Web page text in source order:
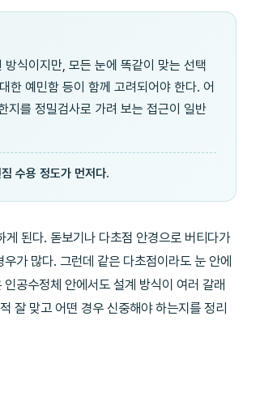
식이지만, 모든 눈에 똑같이 맞는 선택
한 예민함 등이 함께 고려되어야 한다. 어
지를 정밀검사로 가려 보는 접근이 일반
수용 정도가 먼저다.
된다. 돋보기나 다초점 안경으로 버티다가
가 많다. 그런데 같은 다초점이라도 눈 안에
공수정체 안에서도 설계 방식이 여러 갈래
잘 맞고 어떤 경우 신중해야 하는지를 정리